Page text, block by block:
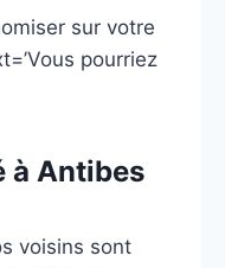
sur votre
pourriez
à Antibes
voisins sont